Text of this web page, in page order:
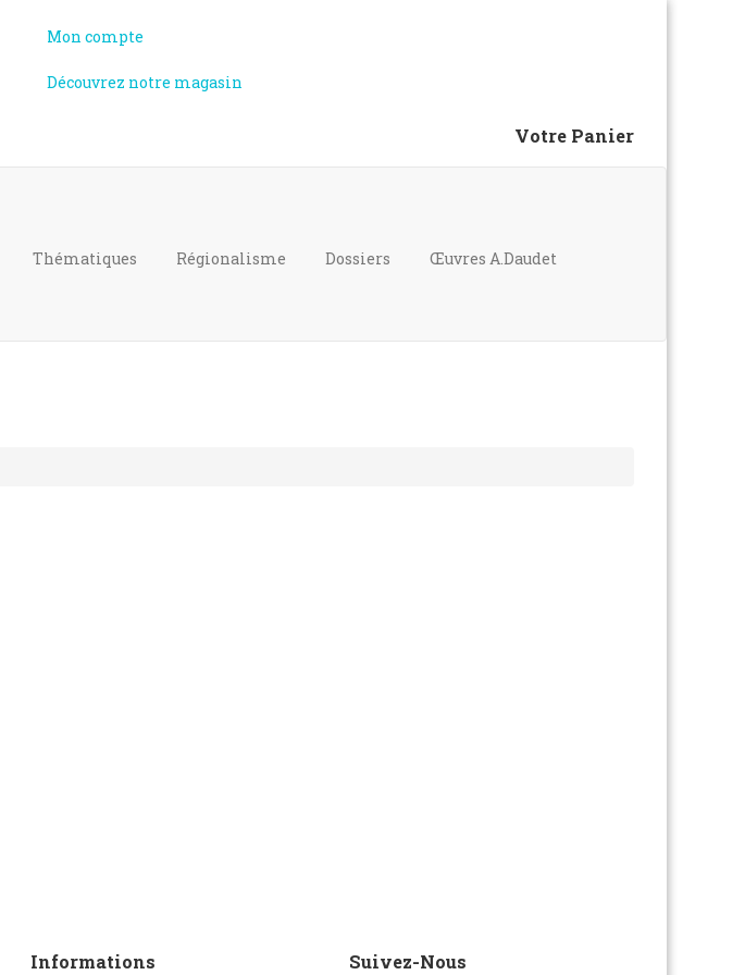
Mon compte
Découvrez notre magasin
Votre Panier
Thématiques Régionalisme Dossiers Œuvres A.Daudet
Informations Suivez-Nous